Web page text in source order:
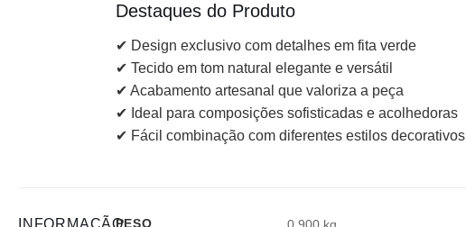
Destaques do Produto
✔ Design exclusivo com detalhes em fita verde
✔ Tecido em tom natural elegante e versátil
✔ Acabamento artesanal que valoriza a peça
✔ Ideal para composições sofisticadas e acolhedoras
✔ Fácil combinação com diferentes estilos decorativos
INFORMAÇÃOPESO